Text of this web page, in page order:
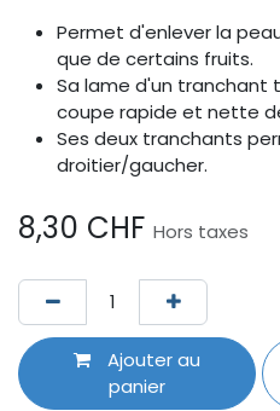
Permet d'enlever la
que de certains fruits.
Sa lame d'un tranchant
coupe rapide et nette
Ses deux tranchants
droitier/gaucher.
8,30 CHF Hors taxes
Ajouter au
panier